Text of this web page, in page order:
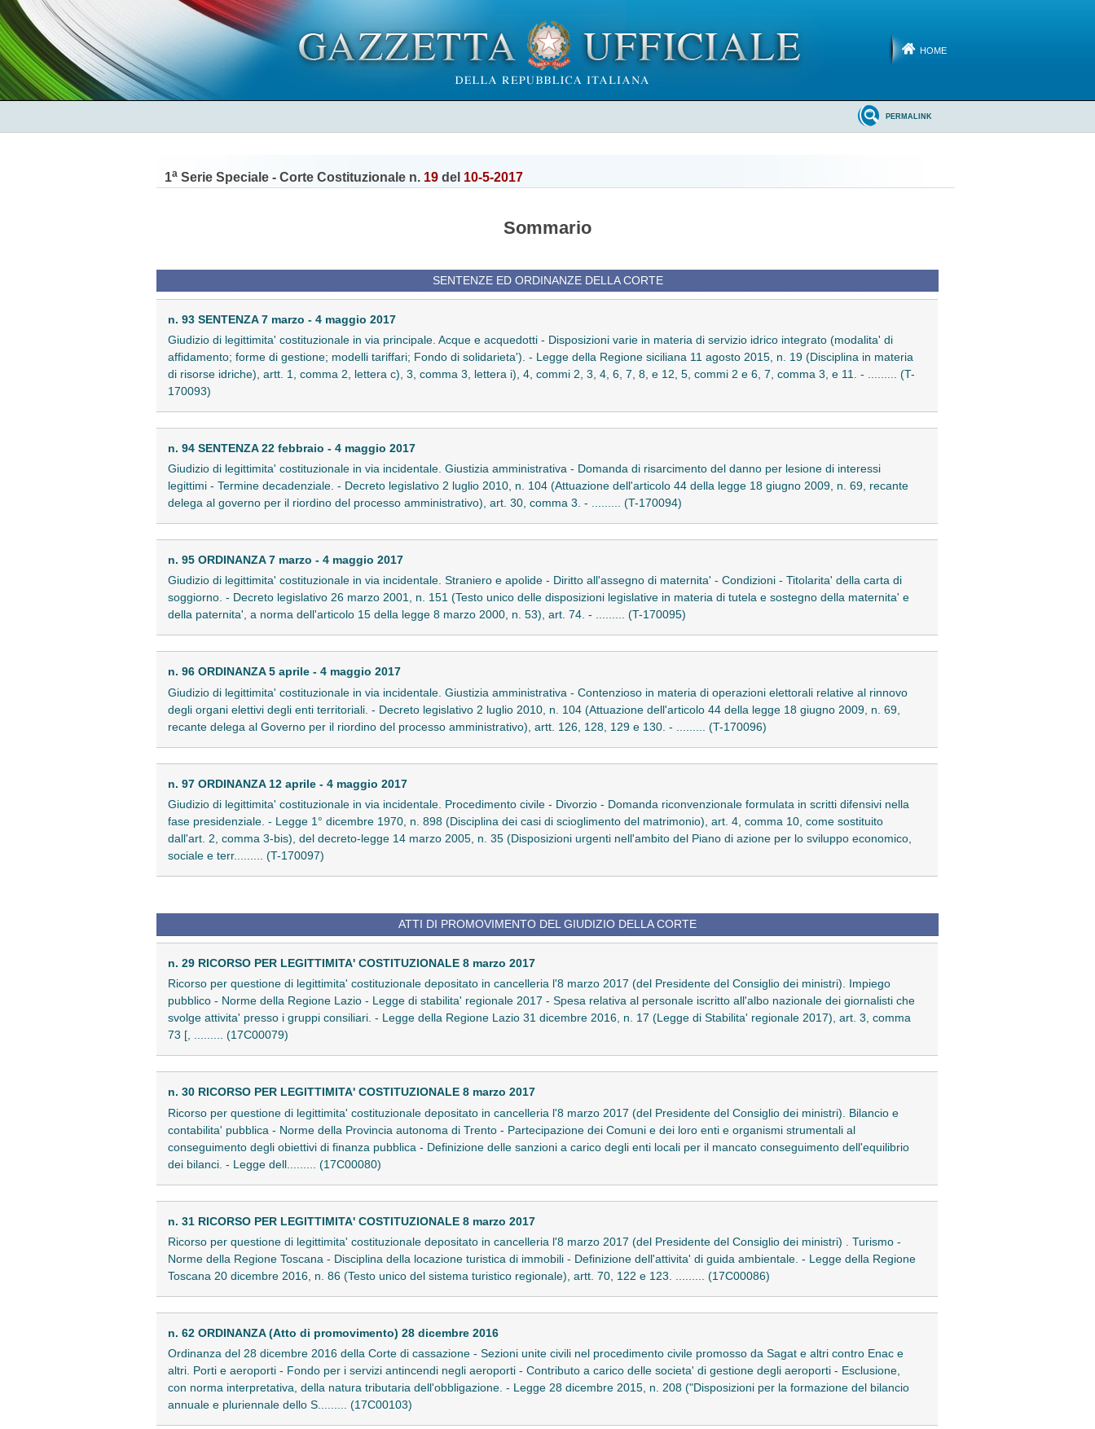
HOME
PERMALINK
1a Serie Speciale - Corte Costituzionale n. 19 del 10-5-2017
Sommario
SENTENZE ED ORDINANZE DELLA CORTE
n. 93 SENTENZA 7 marzo - 4 maggio 2017
Giudizio di legittimita' costituzionale in via principale. Acque e acquedotti - Disposizioni varie in materia di servizio idrico integrato (modalita' di
affidamento; forme di gestione; modelli tariffari; Fondo di solidarieta'). - Legge della Regione siciliana 11 agosto 2015, n. 19 (Disciplina in materia
di risorse idriche), artt. 1, comma 2, lettera c), 3, comma 3, lettera i), 4, commi 2, 3, 4, 6, 7, 8, e 12, 5, commi 2 e 6, 7, comma 3, e 11. - ......... (T-
170093)
n. 94 SENTENZA 22 febbraio - 4 maggio 2017
Giudizio di legittimita' costituzionale in via incidentale. Giustizia amministrativa - Domanda di risarcimento del danno per lesione di interessi
legittimi - Termine decadenziale. - Decreto legislativo 2 luglio 2010, n. 104 (Attuazione dell'articolo 44 della legge 18 giugno 2009, n. 69, recante
delega al governo per il riordino del processo amministrativo), art. 30, comma 3. - ......... (T-170094)
n. 95 ORDINANZA 7 marzo - 4 maggio 2017
Giudizio di legittimita' costituzionale in via incidentale. Straniero e apolide - Diritto all'assegno di maternita' - Condizioni - Titolarita' della carta di
soggiorno. - Decreto legislativo 26 marzo 2001, n. 151 (Testo unico delle disposizioni legislative in materia di tutela e sostegno della maternita' e
della paternita', a norma dell'articolo 15 della legge 8 marzo 2000, n. 53), art. 74. - ......... (T-170095)
n. 96 ORDINANZA 5 aprile - 4 maggio 2017
Giudizio di legittimita' costituzionale in via incidentale. Giustizia amministrativa - Contenzioso in materia di operazioni elettorali relative al rinnovo
degli organi elettivi degli enti territoriali. - Decreto legislativo 2 luglio 2010, n. 104 (Attuazione dell'articolo 44 della legge 18 giugno 2009, n. 69,
recante delega al Governo per il riordino del processo amministrativo), artt. 126, 128, 129 e 130. - ......... (T-170096)
n. 97 ORDINANZA 12 aprile - 4 maggio 2017
Giudizio di legittimita' costituzionale in via incidentale. Procedimento civile - Divorzio - Domanda riconvenzionale formulata in scritti difensivi nella
fase presidenziale. - Legge 1° dicembre 1970, n. 898 (Disciplina dei casi di scioglimento del matrimonio), art. 4, comma 10, come sostituito
dall'art. 2, comma 3-bis), del decreto-legge 14 marzo 2005, n. 35 (Disposizioni urgenti nell'ambito del Piano di azione per lo sviluppo economico,
sociale e terr......... (T-170097)
ATTI DI PROMOVIMENTO DEL GIUDIZIO DELLA CORTE
n. 29 RICORSO PER LEGITTIMITA' COSTITUZIONALE 8 marzo 2017
Ricorso per questione di legittimita' costituzionale depositato in cancelleria l'8 marzo 2017 (del Presidente del Consiglio dei ministri). Impiego
pubblico - Norme della Regione Lazio - Legge di stabilita' regionale 2017 - Spesa relativa al personale iscritto all'albo nazionale dei giornalisti che
svolge attivita' presso i gruppi consiliari. - Legge della Regione Lazio 31 dicembre 2016, n. 17 (Legge di Stabilita' regionale 2017), art. 3, comma
73 [, ......... (17C00079)
n. 30 RICORSO PER LEGITTIMITA' COSTITUZIONALE 8 marzo 2017
Ricorso per questione di legittimita' costituzionale depositato in cancelleria l'8 marzo 2017 (del Presidente del Consiglio dei ministri). Bilancio e
contabilita' pubblica - Norme della Provincia autonoma di Trento - Partecipazione dei Comuni e dei loro enti e organismi strumentali al
conseguimento degli obiettivi di finanza pubblica - Definizione delle sanzioni a carico degli enti locali per il mancato conseguimento dell'equilibrio
dei bilanci. - Legge dell......... (17C00080)
n. 31 RICORSO PER LEGITTIMITA' COSTITUZIONALE 8 marzo 2017
Ricorso per questione di legittimita' costituzionale depositato in cancelleria l'8 marzo 2017 (del Presidente del Consiglio dei ministri) . Turismo -
Norme della Regione Toscana - Disciplina della locazione turistica di immobili - Definizione dell'attivita' di guida ambientale. - Legge della Regione
Toscana 20 dicembre 2016, n. 86 (Testo unico del sistema turistico regionale), artt. 70, 122 e 123. ......... (17C00086)
n. 62 ORDINANZA (Atto di promovimento) 28 dicembre 2016
Ordinanza del 28 dicembre 2016 della Corte di cassazione - Sezioni unite civili nel procedimento civile promosso da Sagat e altri contro Enac e
altri. Porti e aeroporti - Fondo per i servizi antincendi negli aeroporti - Contributo a carico delle societa' di gestione degli aeroporti - Esclusione,
con norma interpretativa, della natura tributaria dell'obbligazione. - Legge 28 dicembre 2015, n. 208 ("Disposizioni per la formazione del bilancio
annuale e pluriennale dello S......... (17C00103)